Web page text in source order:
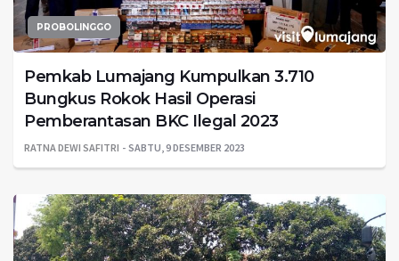
PROBOLINGGO
Pemkab Lumajang Kumpulkan 3.710
Bungkus Rokok Hasil Operasi
Pemberantasan BKC Ilegal 2023
RATNA DEWI SAFITRI SABTU, 9 DESEMBER 2023